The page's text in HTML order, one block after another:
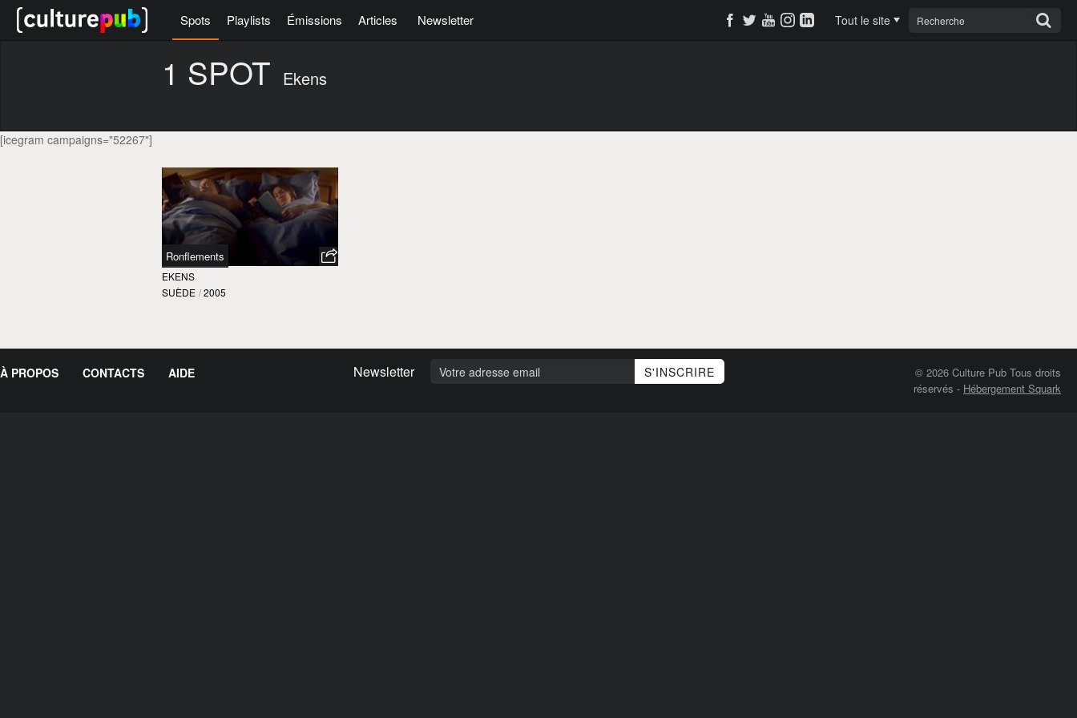
Spots Playlists Émissions Articles Newsletter Tout le site
1 SPOT Ekens
[icegram campaigns="52267"]
Ronflements
EKENS
SUÈDE / 2005
À PROPOS CONTACTS AIDE Newsletter
© 2026 Culture Pub Tous droits
réservés - Hébergement Squark